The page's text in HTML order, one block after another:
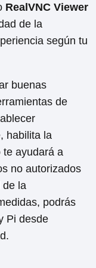
RealVNC Viewer
de la
según tu
buenas
de
habilita la
te ayudará a
no autorizados
de la
podrás
Pi desde